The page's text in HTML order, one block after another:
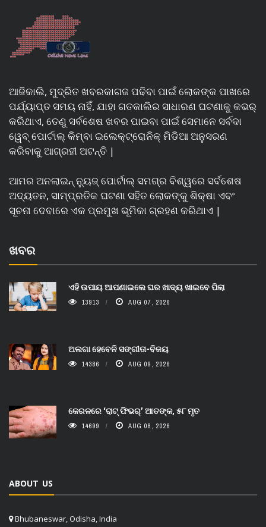
ଆଜିକାଲି, ମୁଦ୍ରିତ ଖବରକାଗଜ ପଢିବା ପାଇଁ ଲୋକଙ୍କ ପାଖରେ
ପର୍ଯ୍ୟାପ୍ତ ସମୟ ନାହିଁ, ଯାହା ଗତକାଲିର ସାଧାରଣ ଘଟଣାକୁ କଭର୍
କରିଥାଏ, ତେଣୁ ସର୍ବଶେଷ ଖବର ପାଇବା ପାଇଁ ସେମାନେ ସର୍ବଦା
ୱେବ୍ ପୋର୍ଟାଲ୍ କିମ୍ବା ଇଲେକ୍ଟ୍ରୋନିକ୍ ମିଡିଆ ଅନୁସରଣ
କରିବାକୁ ଆଗ୍ରହୀ ଅଟନ୍ତି |
ଆମର ଅନଲାଇନ୍ ନ୍ୟୁଜ୍ ପୋର୍ଟାଲ୍ ସମଗ୍ର ବିଶ୍ୱରେ ସର୍ବଶେଷ
ଅଦ୍ୟତନ, ସାମ୍ପ୍ରତିକ ଘଟଣା ସହିତ ଲୋକଙ୍କୁ ଶିକ୍ଷା ଏବଂ
ସୂଚନା ଦେବାରେ ଏକ ପ୍ରମୁଖ ଭୂମିକା ଗ୍ରହଣ କରିଥାଏ |
ଖବର
ଏହି ଉପାୟ ଆପଣାଇଲେ ଘର ଖାଦ୍ୟ ଖାଇବେ ପିଲା
13913 AUG 07, 2026
ଅଲଗା ହେବେନି ସଙ୍ଗୀତା-ବିଜୟ
14386 AUG 09, 2026
କେରଳରେ ‘ରାଟ୍ ଫିଭର୍’ ଆତଙ୍କ, ୫୮ ମୃତ
14699 AUG 08, 2026
ABOUT US
Bhubaneswar, Odisha, India